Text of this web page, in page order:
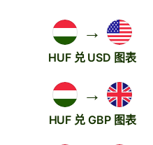
→
HUF 兑 USD 图表
→
HUF 兑 GBP 图表